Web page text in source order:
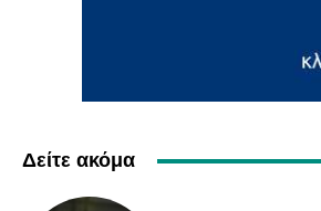
Δείτε ακόμα